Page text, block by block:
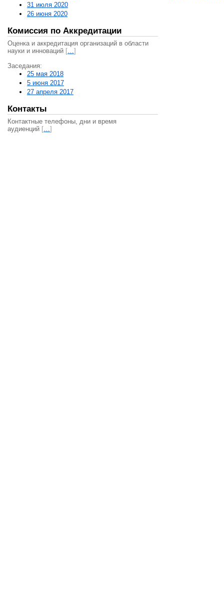
31 июля 2020
26 июня 2020
Комиссия по Аккредитации
Оценка и аккредитация организаций в области
науки и инноваций […]
Заседания:
25 мая 2018
5 июня 2017
27 апреля 2017
Контакты
Контактные телефоны, дни и время
аудиенций […]